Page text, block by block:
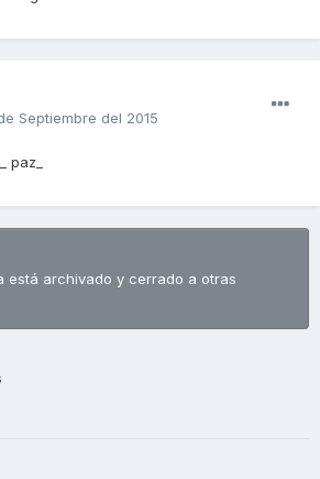
Septiembre del 2015
está archivado y cerrado a otras